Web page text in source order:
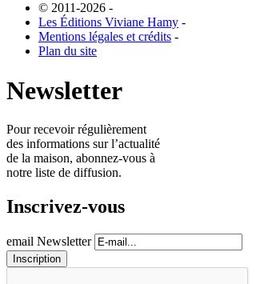
© 2011-2026 -
Les Éditions Viviane Hamy -
Mentions légales et crédits -
Plan du site
Newsletter
Pour recevoir régulièrement
des informations sur l’actualité
de la maison, abonnez-vous à
notre liste de diffusion.
Inscrivez-vous
email Newsletter